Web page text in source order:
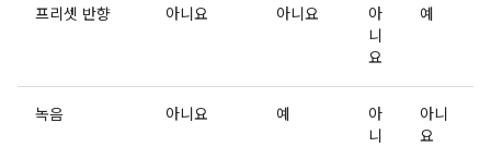
프리셋 반향 아니요 아니요
아
니
요
예
녹음 아니요 예
아
니
아니
요